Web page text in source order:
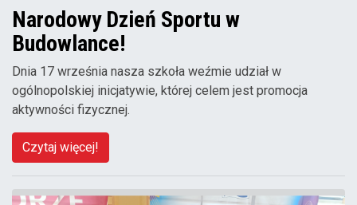
Narodowy Dzień Sportu w
Budowlance!
Dnia 17 września nasza szkoła weźmie udział w
ogólnopolskiej inicjatywie, której celem jest promocja
aktywności fizycznej.
Czytaj więcej!